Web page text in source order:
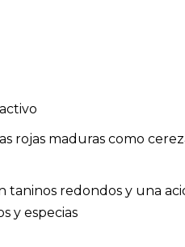
rojas maduras como
taninos redondos y una
y especias